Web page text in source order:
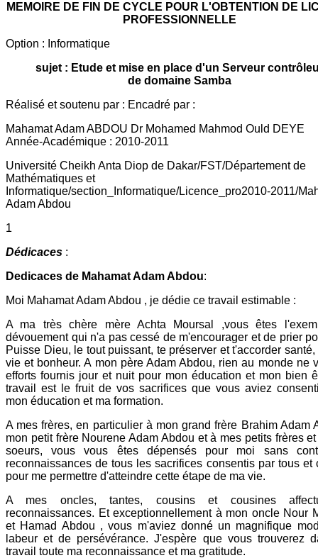
MEMOIRE DE FIN DE CYCLE POUR L'OBTENTION DE
PROFESSIONNELLE
Option : Informatique
sujet : Etude et mise en place d'un Serveur
de domaine Samba
Réalisé et soutenu par : Encadré par :
Mahamat Adam ABDOU Dr Mohamed Mahmod Ould DEYE
Année-Académique : 2010-2011
Université Cheikh Anta Diop de Dakar/FST/Département de
Mathématiques et
Informatique/section_Informatique/Licence_pro2010-2011/
Adam Abdou
1
Dédicaces :
Dedicaces de Mahamat Adam Abdou:
Moi Mahamat Adam Abdou , je dédie ce travail estimable :
A ma très chère mère Achta Moursal ,vous êtes
dévouement qui n'a pas cessé de m'encourager et de prier
Puisse Dieu, le tout puissant, te préserver et t'accorder
vie et bonheur. A mon père Adam Abdou, rien au monde ne
efforts fournis jour et nuit pour mon éducation et mon bien
travail est le fruit de vos sacrifices que vous aviez
mon éducation et ma formation.
A mes frères, en particulier à mon grand frère Brahim Adam
mon petit frère Nourene Adam Abdou et à mes petits frères
soeurs, vous vous êtes dépensés pour moi sans
reconnaissances de tous les sacrifices consentis par tous et
pour me permettre d'atteindre cette étape de ma vie.
A mes oncles, tantes, cousins et cousines
reconnaissances. Et exceptionnellement à mon oncle Nour
et Hamad Abdou , vous m'aviez donné un magnifique
labeur et de persévérance. J'espère que vous trouverez
travail toute ma reconnaissance et ma gratitude.